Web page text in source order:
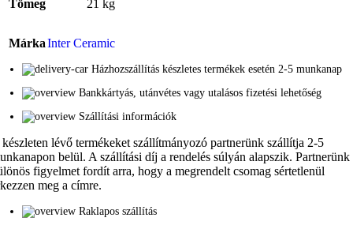
Tömeg 21 kg
MárkaInter Ceramic
Házhozszállítás készletes termékek esetén 2-5 munkanap
Bankkártyás, utánvétes vagy utalásos fizetési lehetőség
Szállítási információk
lévő termékeket szállítmányozó partnerünk szállítja 2-5
belül. A szállítási díj a rendelés súlyán alapszik. Partnerünk
figyelmet fordít arra, hogy a megrendelt csomag sértetlenül
meg a címre.
Raklapos szállítás